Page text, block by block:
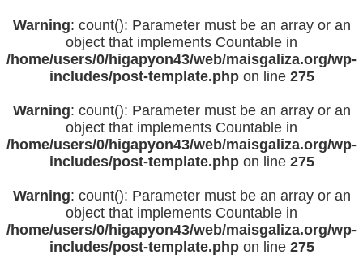
Warning: count(): Parameter must be an array or an
object that implements Countable in
/home/users/0/higapyon43/web/maisgaliza.org/wp-
includes/post-template.phpon line 275
Warning: count(): Parameter must be an array or an
object that implements Countable in
/home/users/0/higapyon43/web/maisgaliza.org/wp-
includes/post-template.phpon line 275
Warning: count(): Parameter must be an array or an
object that implements Countable in
/home/users/0/higapyon43/web/maisgaliza.org/wp-
includes/post-template.phpon line 275